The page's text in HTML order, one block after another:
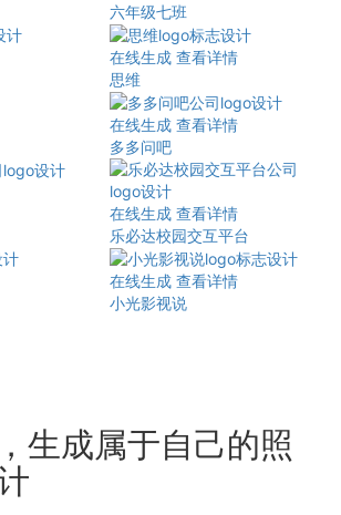
六年级七班
在线生成 查看详情
思维
在线生成 查看详情
多多问吧
在线生成 查看详情
乐必达校园交互平台
在线生成 查看详情
小光影视说
生成属于自己的照